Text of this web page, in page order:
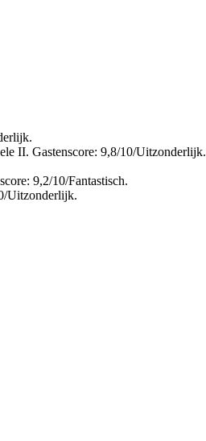
II. Gastenscore: 9,8/10/Uitzonderlijk.
9,2/10/Fantastisch.
Uitzonderlijk.